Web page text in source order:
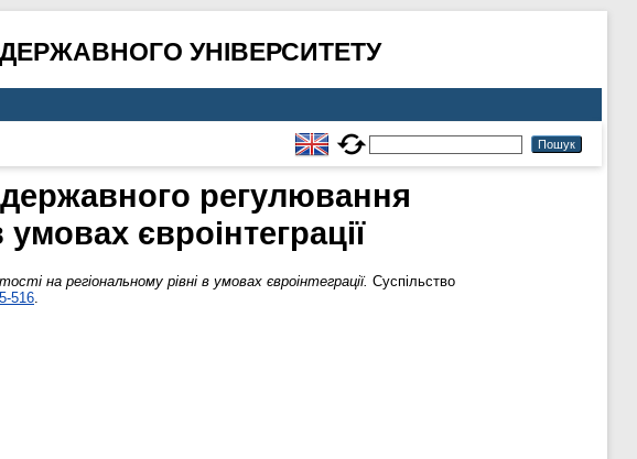
УНІВЕРСИТЕТУ
регулювання
євроінтеграції
на регіональному рівні в умовах євроінтеграції. Суспільство
516.